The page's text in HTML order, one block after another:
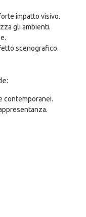
impatto visivo.
gli ambienti.
scenografico.
contemporanei.